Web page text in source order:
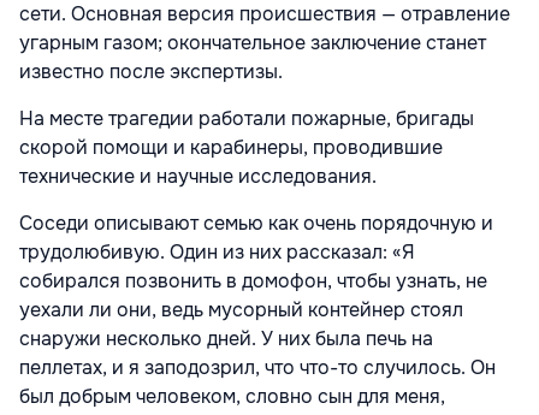
сети. Основная версия происшествия — отравление
угарным газом; окончательное заключение станет
известно после экспертизы.
На месте трагедии работали пожарные, бригады
скорой помощи и карабинеры, проводившие
технические и научные исследования.
Соседи описывают семью как очень порядочную и
трудолюбивую. Один из них рассказал: «Я
собирался позвонить в домофон, чтобы узнать, не
уехали ли они, ведь мусорный контейнер стоял
снаружи несколько дней. У них была печь на
пеллетах, и я заподозрил, что что-то случилось. Он
был добрым человеком, словно сын для меня,